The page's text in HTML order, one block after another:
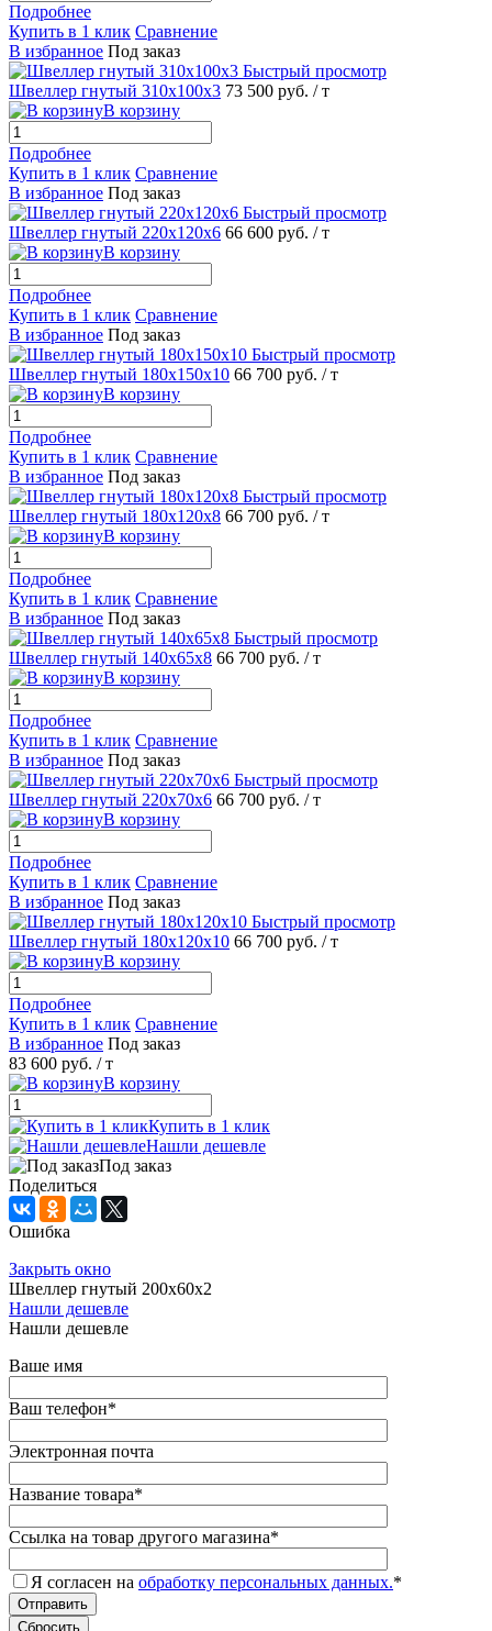
Подробнее
Купить в 1 клик Сравнение
В избранное Под заказ
Быстрый просмотр
Швеллер гнутый 310х100х3 73 500 руб. / т
В корзину
Подробнее
Купить в 1 клик Сравнение
В избранное Под заказ
Быстрый просмотр
Швеллер гнутый 220х120х6 66 600 руб. / т
В корзину
Подробнее
Купить в 1 клик Сравнение
В избранное Под заказ
Быстрый просмотр
Швеллер гнутый 180х150х10 66 700 руб. / т
В корзину
Подробнее
Купить в 1 клик Сравнение
В избранное Под заказ
Быстрый просмотр
Швеллер гнутый 180х120х8 66 700 руб. / т
В корзину
Подробнее
Купить в 1 клик Сравнение
В избранное Под заказ
Быстрый просмотр
Швеллер гнутый 140х65х8 66 700 руб. / т
В корзину
Подробнее
Купить в 1 клик Сравнение
В избранное Под заказ
Быстрый просмотр
Швеллер гнутый 220х70х6 66 700 руб. / т
В корзину
Подробнее
Купить в 1 клик Сравнение
В избранное Под заказ
Быстрый просмотр
Швеллер гнутый 180х120х10 66 700 руб. / т
В корзину
Подробнее
Купить в 1 клик Сравнение
В избранное Под заказ
83 600 руб. / т
В корзину
Купить в 1 клик
Нашли дешевле
Под заказ
Поделиться
Ошибка
Закрыть окно
Швеллер гнутый 200х60х2
Нашли дешевле
Нашли дешевле
Ваше имя
Ваш телефон*
Электронная почта
Название товара*
Ссылка на товар другого магазина*
Я согласен на обработку персональных данных.*